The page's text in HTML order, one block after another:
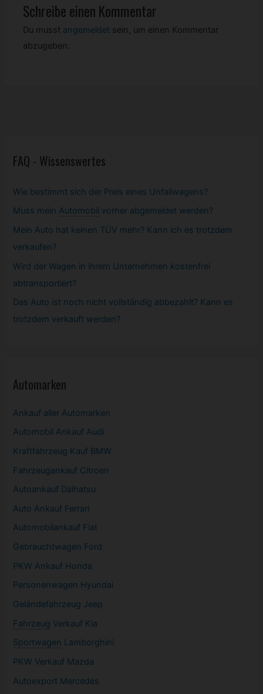
Schreibe einen Kommentar
Du musst angemeldet sein, um einen Kommentar
abzugeben.
FAQ - Wissenswertes
Wie bestimmt sich der Preis eines Unfallwagens?
Muss mein Automobil vorher abgemeldet werden?
Mein Auto hat keinen TÜV mehr? Kann ich es trotzdem
verkaufen?
Wird der Wagen in ihrem Unternehmen kostenfrei
abtransportiert?
Das Auto ist noch nicht vollständig abbezahlt? Kann es
trotzdem verkauft werden?
Automarken
Ankauf aller Automarken
Automobil Ankauf Audi
Kraftfahrzeug Kauf BMW
Fahrzeugankauf Citroen
Autoankauf Daihatsu
Auto Ankauf Ferrari
Automobilankauf Fiat
Gebrauchtwagen Ford
PKW Ankauf Honda
Personenwagen Hyundai
Geländefahrzeug Jeep
Fahrzeug Verkauf Kia
Sportwagen Lamborghini
PKW Verkauf Mazda
Autoexport Mercedes